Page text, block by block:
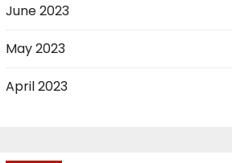
June 2023
May 2023
April 2023